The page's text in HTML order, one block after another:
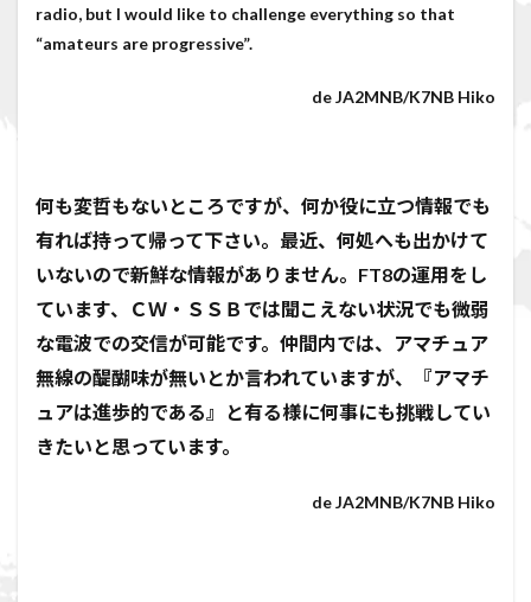
radio, but I would like to challenge everything so that
“amateurs are progressive”.
de JA2MNB/K7NB Hiko
何も変哲もないところですが、何か役に立つ情報でも
有れば持って帰って下さい。最近、何処へも出かけて
いないので新鮮な情報がありません。FT8の運用をし
ています、ＣＷ・ＳＳＢでは聞こえない状況でも微弱
な電波での交信が可能です。仲間内では、アマチュア
無線の醍醐味が無いとか言われていますが、『アマチ
ュアは進歩的である』と有る様に何事にも挑戦してい
きたいと思っています。
de JA2MNB/K7NB Hiko